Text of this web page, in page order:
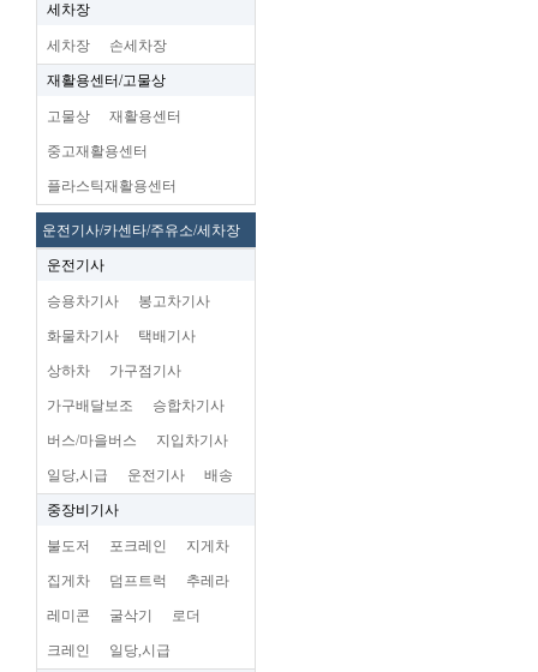
세차장
세차장 손세차장
재활용센터/고물상
고물상 재활용센터
중고재활용센터
플라스틱재활용센터
운전기사/카센타/주유소/세차장
운전기사
승용차기사 봉고차기사
화물차기사 택배기사
상하차 가구점기사
가구배달보조 승합차기사
버스/마을버스 지입차기사
일당,시급 운전기사 배송
중장비기사
불도저 포크레인 지게차
집게차 덤프트럭 추레라
레미콘 굴삭기 로더
크레인 일당,시급